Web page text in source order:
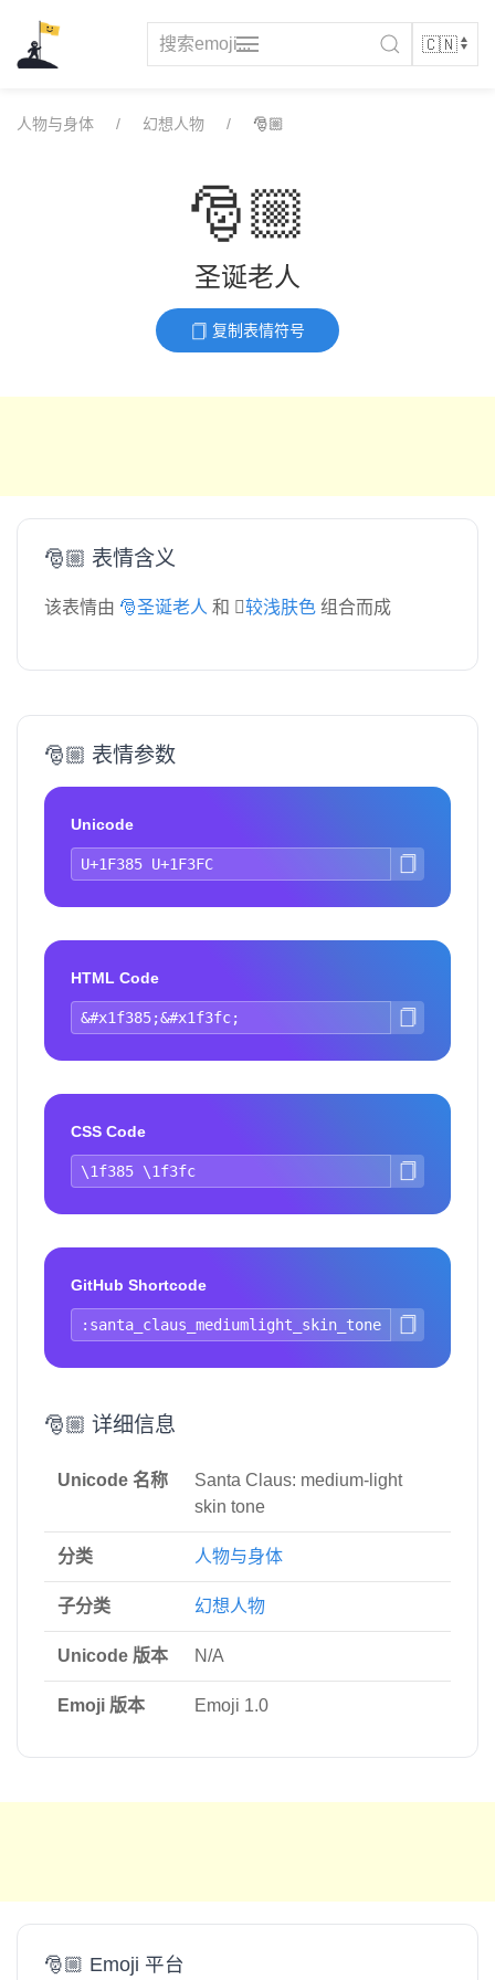
content
人物与身体 幻想人物 🎅🏼
🎅🏼
圣诞老人
复制表情符号
🎅🏼 表情含义
该表情由 🎅圣诞老人 和🏼较浅肤色 组合而成
🎅🏼 表情参数
Unicode
HTML Code
CSS Code
GitHub Shortcode
🎅🏼 详细信息
Unicode 名称
Santa Claus: medium-light
skin tone
分类 人物与身体
子分类 幻想人物
Unicode 版本 N/A
Emoji 版本 Emoji 1.0
🎅🏼 Emoji 平台